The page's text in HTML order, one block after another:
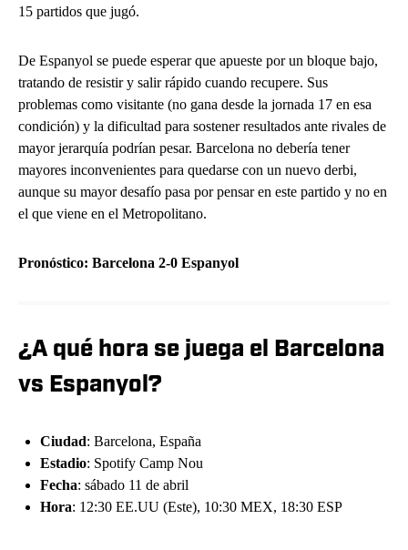
15 partidos que jugó.
De Espanyol se puede esperar que apueste por un bloque bajo,
tratando de resistir y salir rápido cuando recupere. Sus
problemas como visitante (no gana desde la jornada 17 en esa
condición) y la dificultad para sostener resultados ante rivales de
mayor jerarquía podrían pesar. Barcelona no debería tener
mayores inconvenientes para quedarse con un nuevo derbi,
aunque su mayor desafío pasa por pensar en este partido y no en
el que viene en el Metropolitano.
Pronóstico: Barcelona 2-0 Espanyol
¿A qué hora se juega el Barcelona
vs Espanyol?
Ciudad: Barcelona, España
Estadio: Spotify Camp Nou
Fecha: sábado 11 de abril
Hora: 12:30 EE.UU (Este), 10:30 MEX, 18:30 ESP